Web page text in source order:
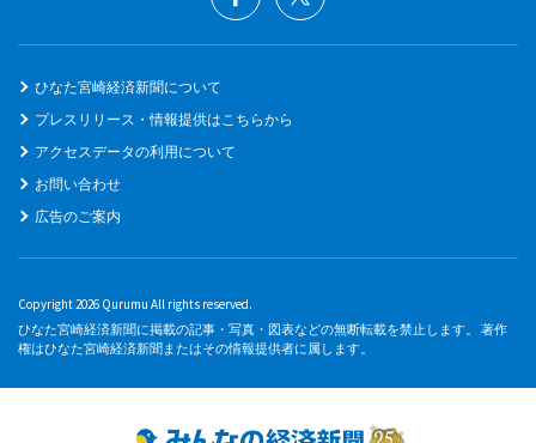
ひなた宮崎経済新聞について
プレスリリース・情報提供はこちらから
アクセスデータの利用について
お問い合わせ
広告のご案内
Copyright 2026 Qurumu All rights reserved.
ひなた宮崎経済新聞に掲載の記事・写真・図表などの無断転載を禁止します。 著作
権はひなた宮崎経済新聞またはその情報提供者に属します。